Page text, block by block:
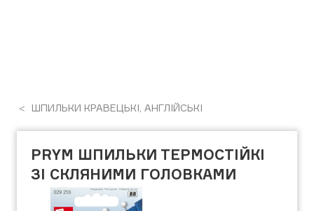
ШПИЛЬКИ КРАВЕЦЬКІ, АНГЛІЙСЬКІ
PRYM ШПИЛЬКИ ТЕРМОСТІЙКІ
ЗІ СКЛЯНИМИ ГОЛОВКАМИ